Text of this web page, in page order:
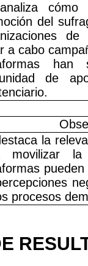
del
a cabo
han
de
la
movilizar la
procesos